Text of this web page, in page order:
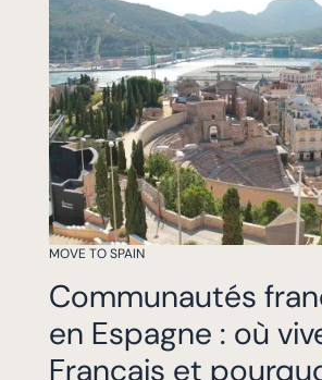
MOVE TO SPAIN
Communautés
en Espagne : où
Français et